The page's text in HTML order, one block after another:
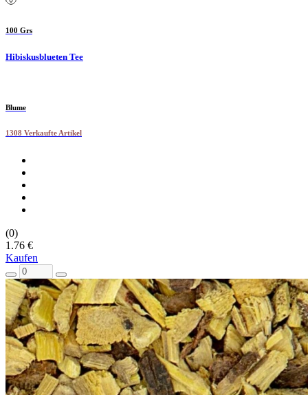
100 Grs
Hibiskusblueten Tee
Blume
1308 Verkaufte Artikel
(0)
1.76 €
Kaufen